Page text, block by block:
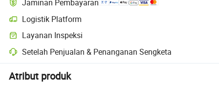
Jaminan Pembayaran
Logistik Platform
Pelacakan pengiriman yang lebih jelas dengan logistik yang
Layanan Inspeksi
Pemeriksaan pra-pengiriman opsional untuk pemeriksaan kualitas
Setelah Penjualan & Penanganan Sengketa
Penyelesaian sengketa yang dibantu platform, termasuk
Atribut produk